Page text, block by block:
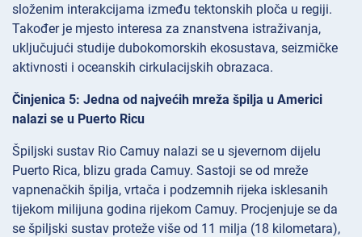
složenim interakcijama između tektonskih ploča u regiji.
Također je mjesto interesa za znanstvena istraživanja,
uključujući studije dubokomorskih ekosustava, seizmičke
aktivnosti i oceanskih cirkulacijskih obrazaca.
Činjenica 5: Jedna od najvećih mreža špilja u Americi
nalazi se u Puerto Ricu
Špiljski sustav Rio Camuy nalazi se u sjevernom dijelu
Puerto Rica, blizu grada Camuy. Sastoji se od mreže
vapnenačkih špilja, vrtača i podzemnih rijeka isklesanih
tijekom milijuna godina rijekom Camuy. Procjenjuje se da
se špiljski sustav proteže više od 11 milja (18 kilometara),